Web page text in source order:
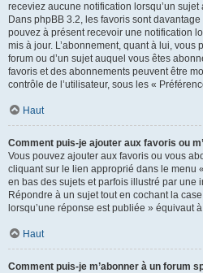
receviez aucune notification lorsqu’un
Dans phpBB 3.2, les favoris sont
pouvez à présent recevoir une notification
mis à jour. L’abonnement, quant à lui, vous
forum ou d’un sujet auquel vous êtes
favoris et des abonnements peuvent être
contrôle de l’utilisateur, sous les «
Haut
Comment puis-je ajouter aux favoris ou
Vous pouvez ajouter aux favoris ou vous
cliquant sur le lien approprié dans le menu
en bas des sujets et parfois illustré par une
Répondre à un sujet tout en cochant la
lorsqu’une réponse est publiée » équivaut
Haut
Comment puis-je m’abonner à un forum